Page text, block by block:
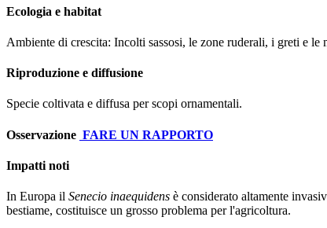
Ecologia e habitat
Ambiente di crescita: Incolti sassosi, le zone ruderali, i greti e
Riproduzione e diffusione
Specie coltivata e diffusa per scopi ornamentali.
Osservazione FARE UN RAPPORTO
Impatti noti
In Europa il Senecio inaequidens è considerato altamente
bestiame, costituisce un grosso problema per l'agricoltura.